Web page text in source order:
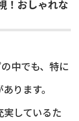
！おしゃれな
中でも、特に
ります。
実しているた